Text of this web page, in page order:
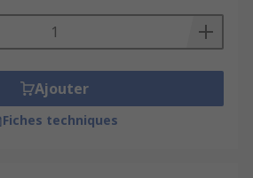
Ajouter
Fiches techniques